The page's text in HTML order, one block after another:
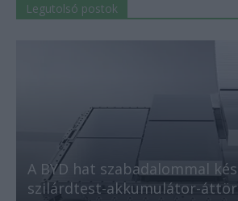
Legutolsó postok
A BYD hat szabadalommal
szilárdtest-akkumulátor-